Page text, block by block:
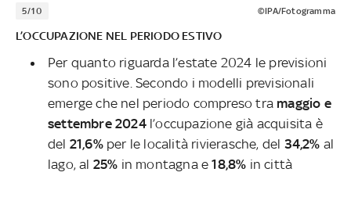
5/10 ©IPA/Fotogramma
L’OCCUPAZIONE NEL PERIODO ESTIVO
Per quanto riguarda l’estate 2024 le previsioni
sono positive. Secondo i modelli previsionali
emerge che nel periodo compreso tra maggio e
settembre 2024l’occupazione già acquisita è
del 21,6% per le località rivierasche, del 34,2% al
lago, al 25% in montagna e18,8% in città